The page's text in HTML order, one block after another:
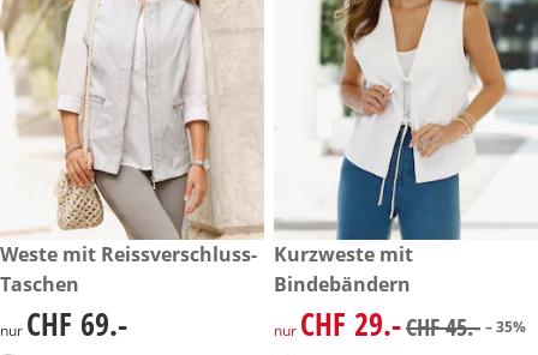
CHF 69.-
Weste mit Reissverschluss-
Taschen
CHF 69.-
nur CHF 69.-
reduzierter Preis CHF 29.-,
-35%
Kurzweste mit
Bindebändern
reduzierter Preis CHF 29.-,
nur CHF 29.-CHF 45.- – 35%